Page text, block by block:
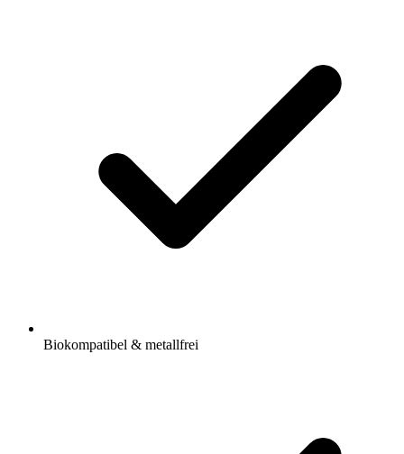
Biokompatibel & metallfrei